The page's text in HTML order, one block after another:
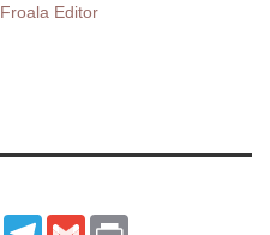
Froala Editor
TwitterTelegram
Gmail